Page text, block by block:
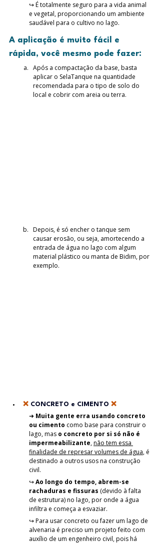
↪ É totalmente seguro para a vida animal
e vegetal, proporcionando um ambiente
saudável para o cultivo no lago.
A aplicação é muito fácil e
rápida, você mesmo pode fazer:
Após a compactação da base, basta
aplicar o SelaTanque na quantidade
recomendada para o tipo de solo do
local e cobrir com areia ou terra.
Depois, é só encher o tanque sem
causar erosão, ou seja, amortecendo a
entrada de água no lago com algum
material plástico ou manta de Bidim, por
exemplo.
❌ CONCRETO e CIMENTO ❌
➜ Muita gente erra usando concreto
ou cimento como base para construir o
lago, mas o concreto por si só não é
impermeabilizante, não tem essa
finalidade de represar volumes de água, é
destinado a outros usos na construção
civil.
↪ Ao longo do tempo, abrem-se
rachaduras e fissuras (devido à falta
de estrutura) no lago, por onde a água
infiltra e começa a esvaziar.
↪ Para usar concreto ou fazer um lago de
alvenaria é preciso um projeto feito com
auxílio de um engenheiro civil, pois há